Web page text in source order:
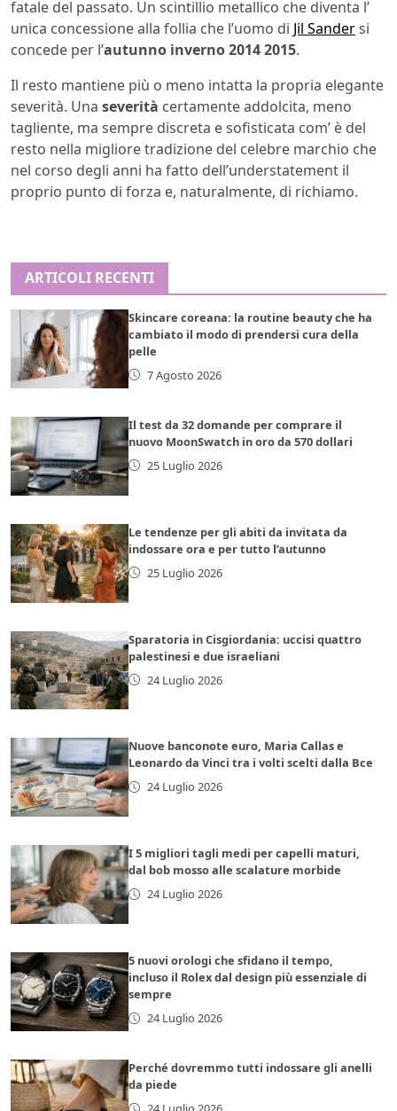
fatale del passato. Un scintillio metallico che diventa l’
unica concessione alla follia che l’uomo di Jil Sandersi
concede per l’autunno inverno 2014 2015.
Il resto mantiene più o meno intatta la propria elegante
severità. Una severità certamente addolcita, meno
tagliente, ma sempre discreta e sofisticata com’ è del
resto nella migliore tradizione del celebre marchio che
nel corso degli anni ha fatto dell’understatement il
proprio punto di forza e, naturalmente, di richiamo.
ARTICOLI RECENTI
Skincare coreana: la routine beauty che ha
cambiato il modo di prendersi cura della
pelle
7 Agosto 2026
Il test da 32 domande per comprare il
nuovo MoonSwatch in oro da 570 dollari
25 Luglio 2026
Le tendenze per gli abiti da invitata da
indossare ora e per tutto l’autunno
25 Luglio 2026
Sparatoria in Cisgiordania: uccisi quattro
palestinesi e due israeliani
24 Luglio 2026
Nuove banconote euro, Maria Callas e
Leonardo da Vinci tra i volti scelti dalla Bce
24 Luglio 2026
I 5 migliori tagli medi per capelli maturi,
dal bob mosso alle scalature morbide
24 Luglio 2026
5 nuovi orologi che sfidano il tempo,
incluso il Rolex dal design più essenziale di
sempre
24 Luglio 2026
Perché dovremmo tutti indossare gli anelli
da piede